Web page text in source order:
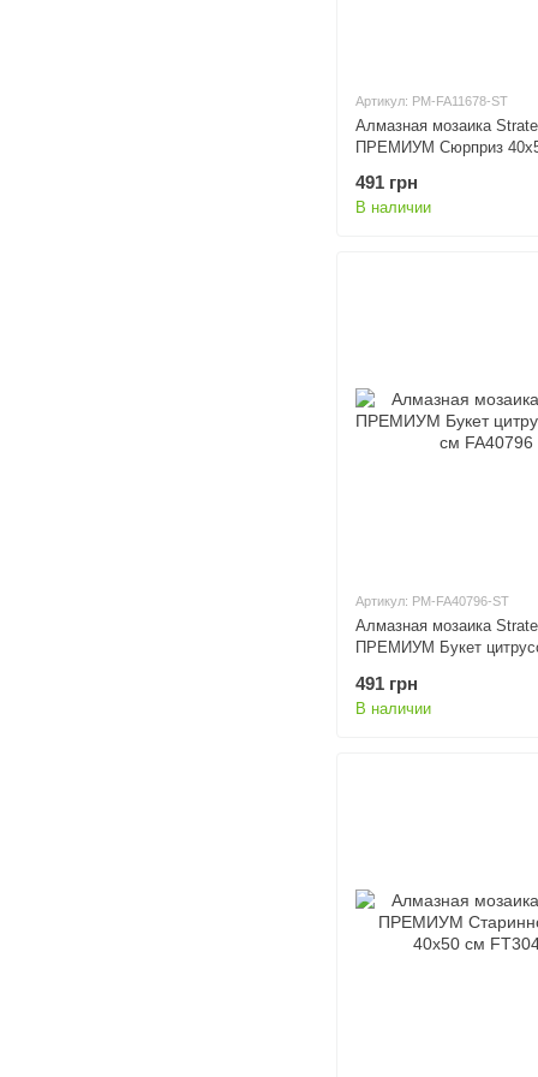
Артикул: PM-FA11678-ST
Алмазная мозаика
ПРЕМИУМ Сюрприз
491 грн
В наличии
Артикул: PM-FA40796-ST
Алмазная мозаика
ПРЕМИУМ Букет
491 грн
В наличии